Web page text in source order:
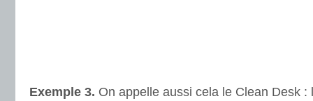
Exemple 3. On appelle aussi cela le Clean Desk :